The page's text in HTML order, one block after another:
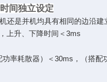
间独立设定
还是并机均具有相同的边沿建
上升、下降时间＜3ms
率耗散器）＜30ms，（搭配